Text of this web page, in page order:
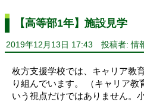
【高等部1年】施設見学
2019年12月13日 17:43 投稿者: 情
枚方支援学校では、キャリア教
り組んでいます。 （キャリア教
いう視点だけではありません。